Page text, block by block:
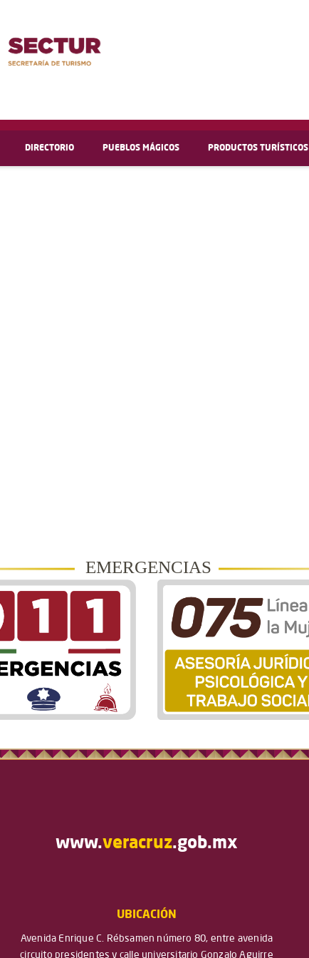
DIRECTORIO PUEBLOS MÁGICOS PRODUCTOS TURÍSTICOS
EMERGENCIAS
www.veracruz.gob.mx
UBICACIÓN
Avenida Enrique C. Rébsamen número 80, entre avenida
circuito presidentes y calle universitario Gonzalo Aguirre